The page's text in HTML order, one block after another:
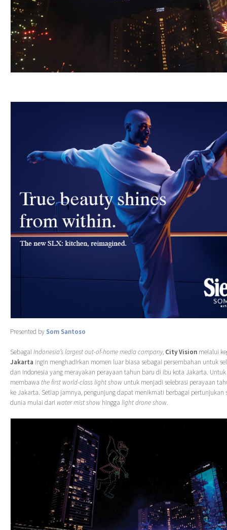
Presented by Som Santoso
Sebagai Indonesia’s largest out-of-home media company, City Vision melalui
Jakarta ingin menghadirkan momen luar biasa sebagai persembahan untuk
dan Indonesia yang merayakan perayaan tahun baru di ibu kota Jakarta.
membawa the first world-class light show untuk menjadi selebrasi perayaan
ke Jakarta. Setiap jamnya, pengunjung dapat menikmati berbagai pertunjukan
dunia mulai dari water mist show hingga light drone show.